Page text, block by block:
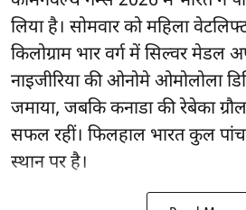
लिया है। सोमवार को महिला
किलोग्राम भार वर्ग में सिल्वर मेडल
नाइजीरिया की ओनोमे ओमोलोला
जमाया, जबकि कनाडा की रेबेका
सफल रहीं। फिलहाल भारत कुल
स्थान पर है।